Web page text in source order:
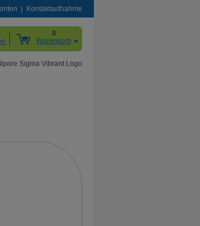
Kontaktaufnahme
0
Warenkorb